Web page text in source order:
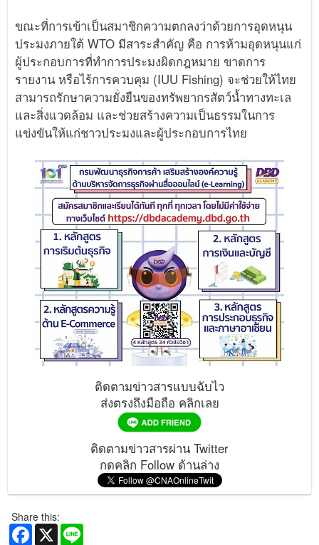
ขณะที่การเข้าเป็นสมาชิกความตกลงว่าด้วยการอุดหนุน
ประมงภายใต้ WTO มีสาระสำคัญ คือ การห้ามอุดหนุนแก่
ผู้ประกอบการที่ทำการประมงผิดกฎหมาย ขาดการ
รายงาน หรือไร้การควบคุม (IUU Fishing) จะช่วยให้ไทย
สามารถรักษาความยั่งยืนของทรัพยากรสัตว์น้ำทางทะเล
และสิ่งแวดล้อม และช่วยสร้างความเป็นธรรมในการ
แข่งขันให้แก่ชาวประมงและผู้ประกอบการไทย
ติดตามข่าวสารแบบฉับไว
ส่งตรงถึงมือถือ คลิกเลย
ติดตามข่าวสารผ่าน Twitter
กดคลิก Follow ด้านล่าง
Share this:
Facebook
X